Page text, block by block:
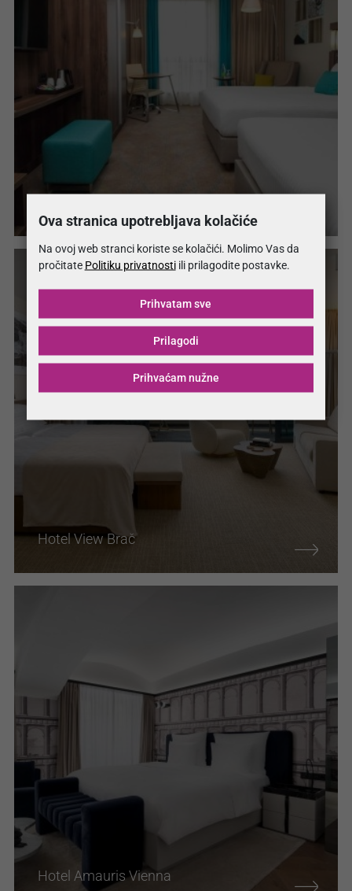
Hotel View Brač
Hotel Amauris Vienna
Ova stranica upotrebljava kolačiće
Na ovoj web stranci koriste se kolačići. Molimo Vas da
pročitate Politiku privatnostiili prilagodite postavke.
Prihvaćam nužne
Prilagodi
Prihvatam sve